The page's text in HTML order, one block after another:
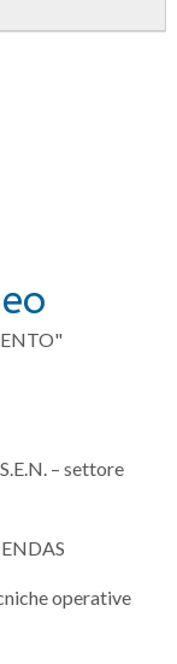
– settore
operative